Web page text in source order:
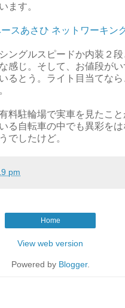
ます。
ースあさひ ネットワーキ
ングルスピードか内装２段
感じ。そして、お値段が
るとう。ライト目当てな
料駐輪場で実車を見たこ
る自転車の中でも異彩をは
でしたけど。
pm
Home
View web version
Powered by Blogger.